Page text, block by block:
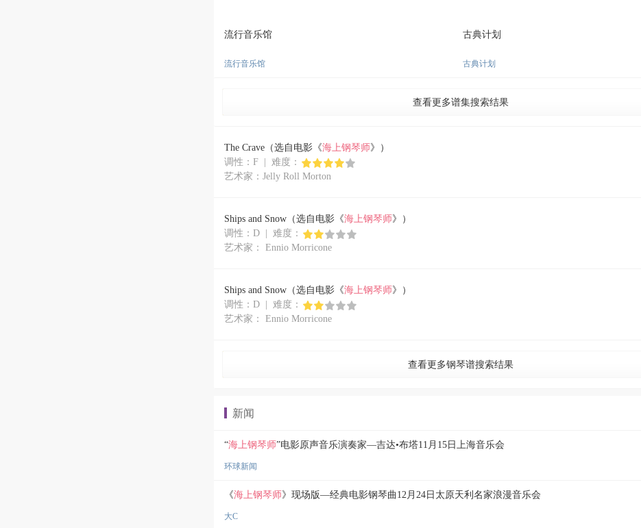
流行音乐馆
流行音乐馆
古典计划
古典计划
查看更多谱集搜索结果
The Crave（选自电影《海上钢琴师》）
调性：F | 难度：
艺术家：Jelly Roll Morton
Ships and Snow（选自电影《海上钢琴师》）
调性：D | 难度：
艺术家： Ennio Morricone
Ships and Snow（选自电影《海上钢琴师》）
调性：D | 难度：
艺术家： Ennio Morricone
查看更多钢琴谱搜索结果
新闻
“海上钢琴师”电影原声音乐演奏家—吉达•布塔11月15日上海音乐会
环球新闻
《海上钢琴师》现场版—经典电影钢琴曲12月24日太原天利名家浪漫音乐会
大C